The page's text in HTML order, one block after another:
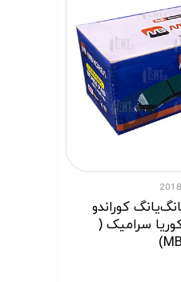
کوراندو
ام‌بی‌کوریا سرامیک (